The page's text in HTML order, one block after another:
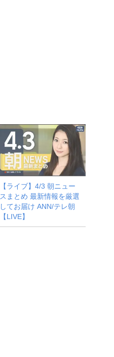
【ライブ】4/3 朝ニュー
スまとめ 最新情報を厳選
してお届け ANN/テレ朝
【LIVE】